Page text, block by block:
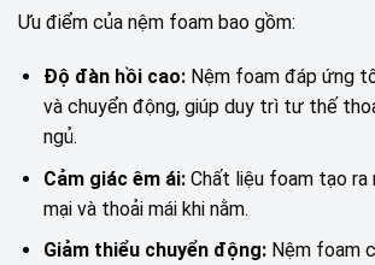
Ưu điểm của nệm foam bao gồm:
Độ đàn hồi cao: Nệm foam đáp ứng
và chuyển động, giúp duy trì tư thế
ngủ.
Cảm giác êm ái:Chất liệu foam tạo ra
mại và thoải mái khi nằm.
Giảm thiểu chuyển động:Nệm foam